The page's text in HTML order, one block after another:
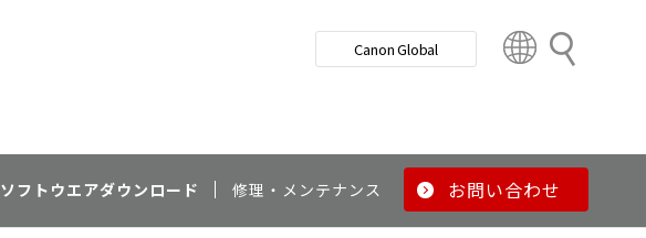
検
Canon Global
t
y
ソフトウエアダウンロード 修理・メンテナンス お問い合わせ